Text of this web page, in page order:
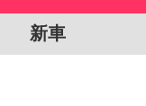
新車